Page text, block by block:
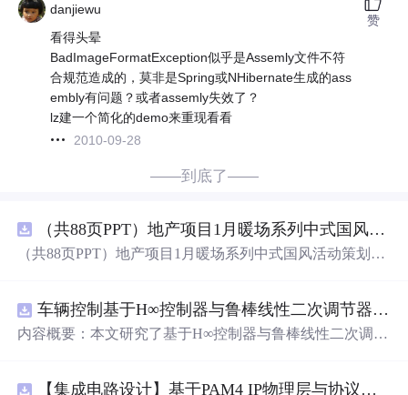
danjiewu
看得头晕
BadImageFormatException似乎是Assemly文件不符
合规范造成的，莫非是Spring或NHibernate生成的ass
embly有问题？或者assemly失效了？
lz建一个简化的demo来重现看看
2010-09-28
赞
——到底了——
（共88页PPT）地产项目1月暖场系列中式国风活动策划方案.pptx
（共88页PPT）地产项目1月暖场系列中式国风活动策划方
车辆控制基于H∞控制器与鲁棒线性二次调节器RLQR的铰接式重型车辆的稳健路径跟踪控制研究（Matlab代码实现）
内容概要：本文研究了基于H∞控制器与鲁棒线性二次调节
工况下路径跟踪精度低、稳定性差的问题，提出结合H∞控
【集成电路设计】基于PAM4 IP物理层与协议兼容性验证：5nm工艺下高速互连系统电气合规测试平台